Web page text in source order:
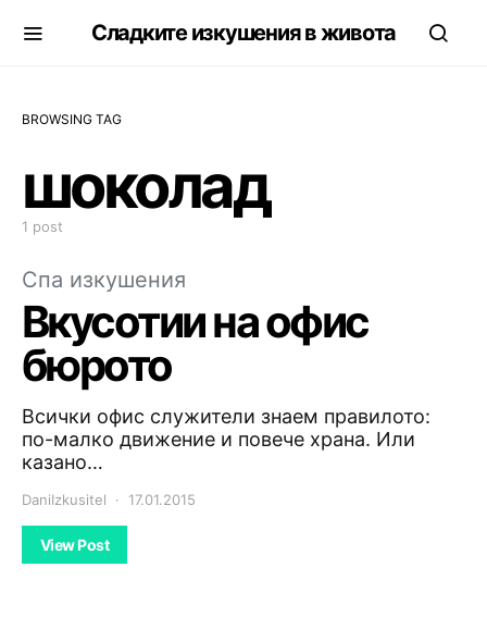
Сладките изкушения в живота
BROWSING TAG
шоколад
1 post
Спа изкушения
Вкусотии на офис
бюрото
Всички офис служители знаем правилото:
по-малко движение и повече храна. Или
казано…
DaniIzkusitel 17.01.2015
View Post